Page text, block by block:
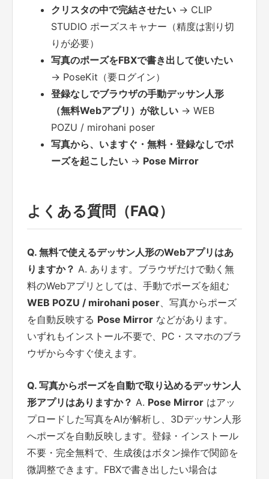
クリスタの中で完結させたい → CLIP
STUDIO ポーズスキャナー（精度は割り切
りが必要）
写真のポーズをFBXで書き出して使いたい
→ PoseKit（要ログイン）
登録なしでブラウザの手動デッサン人形
（無料Webアプリ）が欲しい → WEB
POZU / mirohani poser
写真から、いますぐ・無料・登録なしでポ
ーズを起こしたい → Pose Mirror
よくある質問（FAQ）
Q. 無料で使えるデッサン人形のWebアプリはあ
りますか？ A. あります。ブラウザだけで動く無
料のWebアプリとしては、手動でポーズを組む
WEB POZU / mirohani poser、写真からポーズ
を自動反映する Pose Mirror などがあります。
いずれもインストール不要で、PC・スマホのブラ
ウザから今すぐ使えます。
Q. 写真からポーズを自動で取り込めるデッサン人
形アプリはありますか？ A. Pose Mirror はアッ
プロードした写真をAIが解析し、3Dデッサン人形
へポーズを自動反映します。登録・インストール
不要・完全無料で、生成後はボタン操作で関節を
微調整できます。FBXで書き出したい場合は